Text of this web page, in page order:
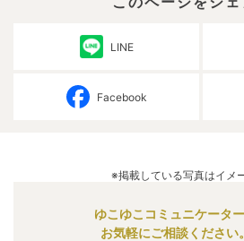
LINE
Facebook
※掲載している写真はイメ
ゆこゆこコミュニケータ
お気軽にご相談ください。